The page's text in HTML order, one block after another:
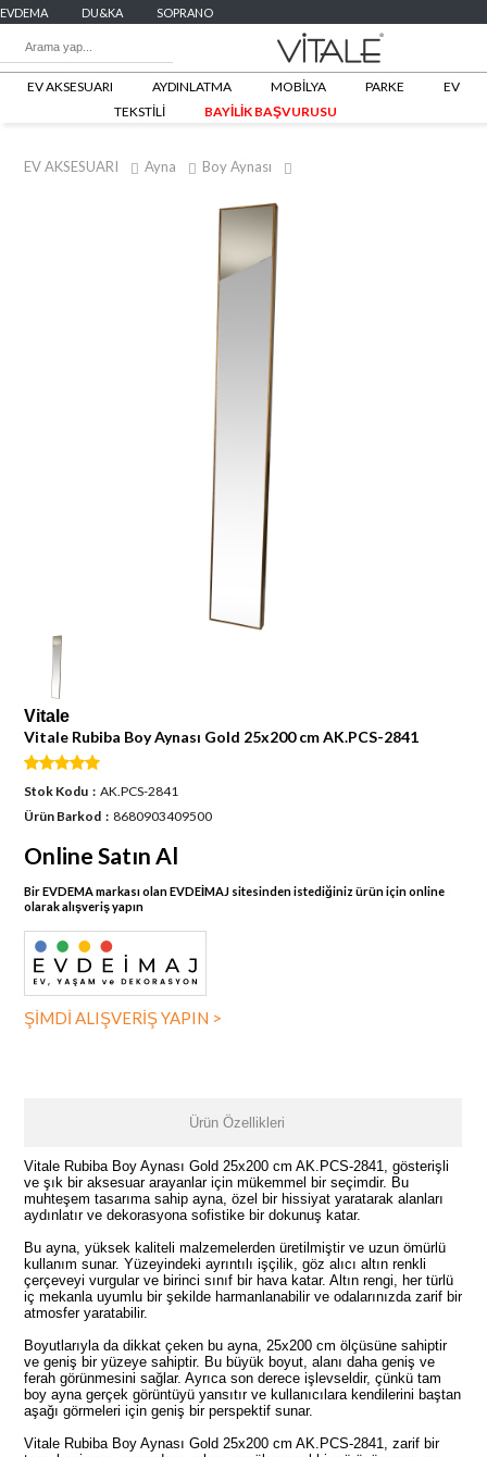
EVDEMA DU&KA SOPRANO
EV AKSESUARI AYDINLATMA MOBİLYA PARKE
EV
TEKSTİLİ
BAYİLİK BAŞVURUSU
EV AKSESUARI Ayna Boy Aynası
Vitale
Vitale Rubiba Boy Aynası Gold 25x200 cm AK.PCS-2841
Stok Kodu
AK.PCS-2841
Ürün Barkod
8680903409500
Online Satın Al
Bir EVDEMA markası olan EVDEİMAJ sitesinden istediğiniz ürün için online
olarak alışveriş yapın
ŞİMDİ ALIŞVERİŞ YAPIN >
Ürün Özellikleri
Vitale Rubiba Boy Aynası Gold 25x200 cm AK.PCS-2841, gösterişli
ve şık bir aksesuar arayanlar için mükemmel bir seçimdir. Bu
muhteşem tasarıma sahip ayna, özel bir hissiyat yaratarak alanları
aydınlatır ve dekorasyona sofistike bir dokunuş katar.
Bu ayna, yüksek kaliteli malzemelerden üretilmiştir ve uzun ömürlü
kullanım sunar. Yüzeyindeki ayrıntılı işçilik, göz alıcı altın renkli
çerçeveyi vurgular ve birinci sınıf bir hava katar. Altın rengi, her türlü
iç mekanla uyumlu bir şekilde harmanlanabilir ve odalarınızda zarif bir
atmosfer yaratabilir.
Boyutlarıyla da dikkat çeken bu ayna, 25x200 cm ölçüsüne sahiptir
ve geniş bir yüzeye sahiptir. Bu büyük boyut, alanı daha geniş ve
ferah görünmesini sağlar. Ayrıca son derece işlevseldir, çünkü tam
boy ayna gerçek görüntüyü yansıtır ve kullanıcılara kendilerini baştan
aşağı görmeleri için geniş bir perspektif sunar.
Vitale Rubiba Boy Aynası Gold 25x200 cm AK.PCS-2841, zarif bir